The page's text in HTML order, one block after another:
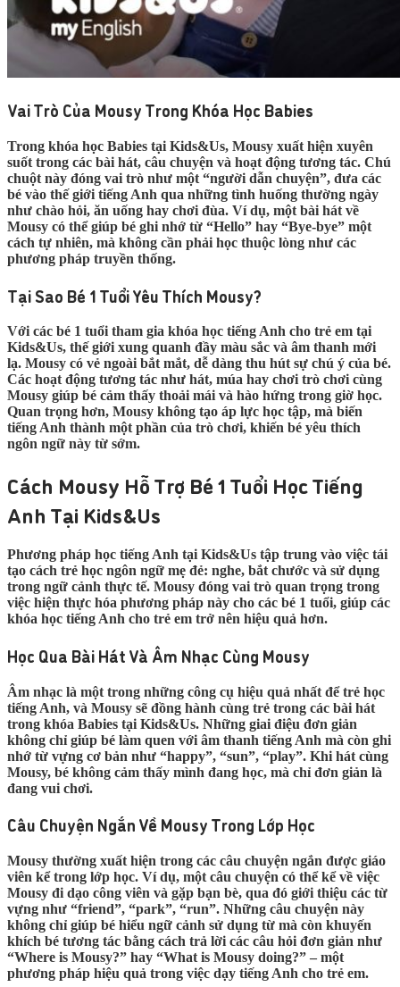
Vai Trò Của Mousy Trong Khóa Học Babies
Trong khóa học Babies tại Kids&Us, Mousy xuất hiện xuyên
suốt trong các bài hát, câu chuyện và hoạt động tương tác. Chú
chuột này đóng vai trò như một “người dẫn chuyện”, đưa các
bé vào thế giới tiếng Anh qua những tình huống thường ngày
như chào hỏi, ăn uống hay chơi đùa. Ví dụ, một bài hát về
Mousy có thể giúp bé ghi nhớ từ “Hello” hay “Bye-bye” một
cách tự nhiên, mà không cần phải học thuộc lòng như các
phương pháp truyền thống.
Tại Sao Bé 1 Tuổi Yêu Thích Mousy?
Với các bé 1 tuổi tham gia khóa học tiếng Anh cho trẻ em tại
Kids&Us, thế giới xung quanh đầy màu sắc và âm thanh mới
lạ. Mousy có vẻ ngoài bắt mắt, dễ dàng thu hút sự chú ý của bé.
Các hoạt động tương tác như hát, múa hay chơi trò chơi cùng
Mousy giúp bé cảm thấy thoải mái và hào hứng trong giờ học.
Quan trọng hơn, Mousy không tạo áp lực học tập, mà biến
tiếng Anh thành một phần của trò chơi, khiến bé yêu thích
ngôn ngữ này từ sớm.
Cách Mousy Hỗ Trợ Bé 1 Tuổi Học Tiếng
Anh Tại Kids&Us
Phương pháp học tiếng Anh tại Kids&Us tập trung vào việc tái
tạo cách trẻ học ngôn ngữ mẹ đẻ: nghe, bắt chước và sử dụng
trong ngữ cảnh thực tế. Mousy đóng vai trò quan trọng trong
việc hiện thực hóa phương pháp này cho các bé 1 tuổi, giúp các
khóa học tiếng Anh cho trẻ em trở nên hiệu quả hơn.
Học Qua Bài Hát Và Âm Nhạc Cùng Mousy
Âm nhạc là một trong những công cụ hiệu quả nhất để trẻ học
tiếng Anh, và Mousy sẽ đồng hành cùng trẻ trong các bài hát
trong khóa Babies tại Kids&Us. Những giai điệu đơn giản
không chỉ giúp bé làm quen với âm thanh tiếng Anh mà còn ghi
nhớ từ vựng cơ bản như “happy”, “sun”, “play”. Khi hát cùng
Mousy, bé không cảm thấy mình đang học, mà chỉ đơn giản là
đang vui chơi.
Câu Chuyện Ngắn Về Mousy Trong Lớp Học
Mousy thường xuất hiện trong các câu chuyện ngắn được giáo
viên kể trong lớp học. Ví dụ, một câu chuyện có thể kể về việc
Mousy đi dạo công viên và gặp bạn bè, qua đó giới thiệu các từ
vựng như “friend”, “park”, “run”. Những câu chuyện này
không chỉ giúp bé hiểu ngữ cảnh sử dụng từ mà còn khuyến
khích bé tương tác bằng cách trả lời các câu hỏi đơn giản như
“Where is Mousy?” hay “What is Mousy doing?” – một
phương pháp hiệu quả trong việc dạy tiếng Anh cho trẻ em.